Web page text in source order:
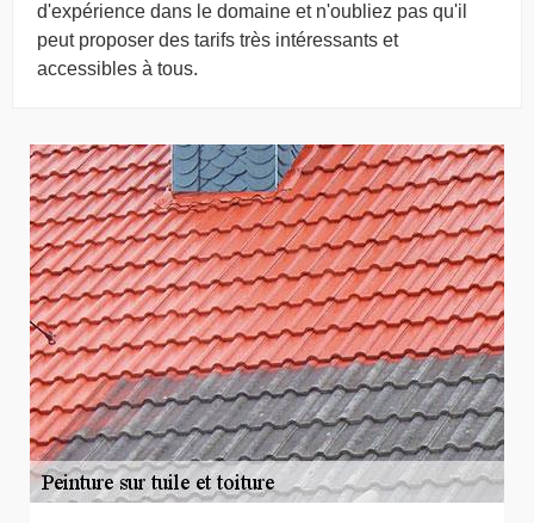
d'expérience dans le domaine et n'oubliez pas qu'il
peut proposer des tarifs très intéressants et
accessibles à tous.